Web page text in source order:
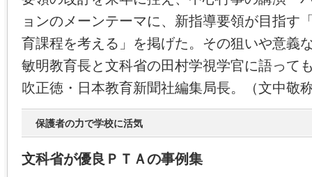
ョンのメーンテーマに、新指導要領が目指す
育課程を考える」を掲げた。その狙いや意義
敏明教育長と文科省の田村学視学官に語って
吹正徳・日本教育新聞社編集局長。（文中敬
保護者の力で学校に活気
文科省が優良ＰＴＡの事例集